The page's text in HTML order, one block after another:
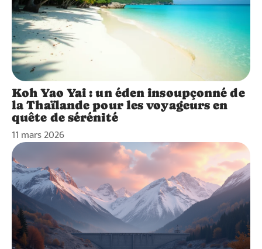
Koh Yao Yai : un éden insoupçonné de
la Thaïlande pour les voyageurs en
quête de sérénité
11 mars 2026